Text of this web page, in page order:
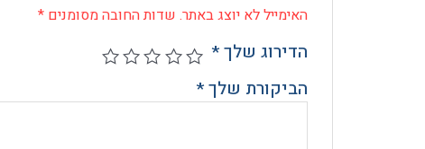
האימייל לא יוצג באתר. שדות החובה מסומנים *
הדירוג שלך*
הביקורת שלך*